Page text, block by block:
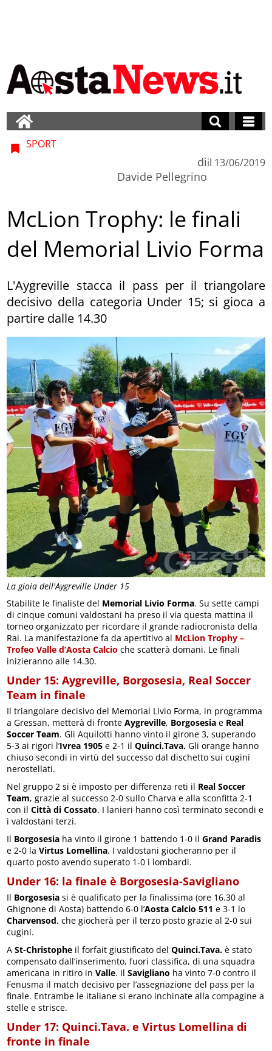
La gioia dell'Aygreville Under 15
SPORT
di
Davide Pellegrino
il 13/06/2019
McLion Trophy: le finali
del Memorial Livio Forma
L'Aygreville stacca il pass per il triangolare
decisivo della categoria Under 15; si gioca a
partire dalle 14.30
Stabilite le finaliste del Memorial Livio Forma. Su sette campi
di cinque comuni valdostani ha preso il via questa mattina il
torneo organizzato per ricordare il grande radiocronista della
Rai. La manifestazione fa da apertitivo al McLion Trophy –
Trofeo Valle d’Aosta Calcio che scatterà domani. Le finali
inizieranno alle 14.30.
Under 15: Aygreville, Borgosesia, Real Soccer
Team in finale
Il triangolare decisivo del Memorial Livio Forma, in programma
a Gressan, metterà di fronteAygreville, Borgosesia e Real
Soccer Team. Gli Aquilotti hanno vinto il girone 3, superando
5-3 ai rigori l’Ivrea 1905 e 2-1 ilQuinci.Tava. Gli orange hanno
chiuso secondi in virtù del successo dal dischetto sui cugini
nerostellati.
Nel gruppo 2 si è imposto per differenza reti il Real Soccer
Team, grazie al successo 2-0 sullo Charva e alla sconfitta 2-1
con ilCittà di Cossato. I lanieri hanno così terminato secondi e
i valdostani terzi.
Il Borgosesia ha vinto il girone 1 battendo 1-0 ilGrand Paradis
e 2-0 laVirtus Lomellina. I valdostani giocheranno per il
quarto posto avendo superato 1-0 i lombardi.
Under 16: la finale è Borgosesia-Savigliano
Il Borgosesia si è qualificato per la finalissima (ore 16.30 al
Ghignone di Aosta) battendo 6-0 l’Aosta Calcio 511 e 3-1 lo
Charvensod, che giocherà per il terzo posto grazie al 2-0 sui
cugini.
ASt-Christophe il forfait giustificato delQuinci.Tava. è stato
compensato dall’inserimento, fuori classifica, di una squadra
americana in ritiro inValle. IlSavigliano ha vinto 7-0 contro il
Fenusma il match decisivo per l’assegnazione del pass per la
finale. Entrambe le italiane si erano inchinate alla compagine a
stelle e strisce.
Under 17: Quinci.Tava. e Virtus Lomellina di
fronte in finale